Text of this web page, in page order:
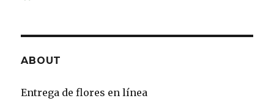
ABOUT
Entrega de flores en línea